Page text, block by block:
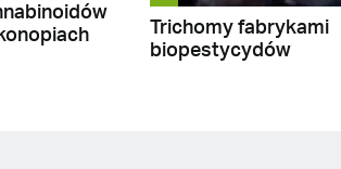
Trichomy fabrykami
biopestycydów